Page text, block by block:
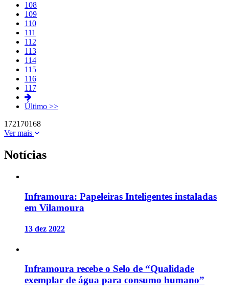
108
109
110
111
112
113
114
115
116
117
Último >>
172170168
Ver mais
Notícias
Inframoura: Papeleiras Inteligentes instaladas
em Vilamoura
13 dez 2022
Inframoura recebe o Selo de “Qualidade
exemplar de água para consumo humano”